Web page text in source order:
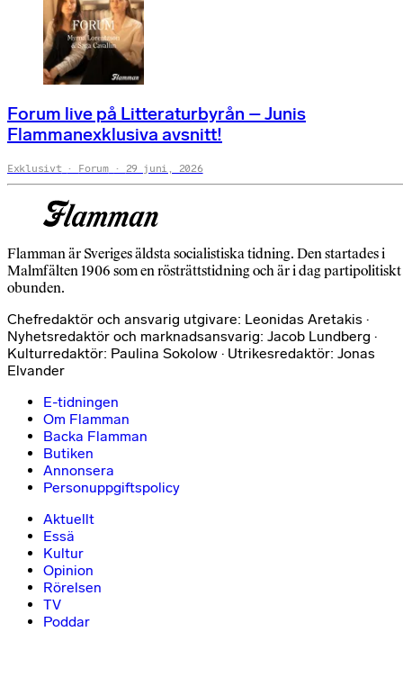
Forum live på Litteraturbyrån – Junis
Flammanexklusiva avsnitt!
Exklusivt Forum 29 juni, 2026
Flamman är Sveriges äldsta socialistiska tidning. Den startades i
Malmfälten 1906 som en rösträttstidning och är i dag partipolitiskt
obunden.
Chefredaktör och ansvarig utgivare: Leonidas Aretakis ·
Nyhetsredaktör och marknadsansvarig: Jacob Lundberg ·
Kulturredaktör: Paulina Sokolow · Utrikesredaktör: Jonas
Elvander
E-tidningen
Om Flamman
Backa Flamman
Butiken
Annonsera
Personuppgiftspolicy
Aktuellt
Essä
Kultur
Opinion
Rörelsen
TV
Poddar